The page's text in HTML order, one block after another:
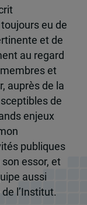
eu de
et de
au regard
et
auprès de la
de
enjeux
publiques
essor, et
aussi
l’Institut.